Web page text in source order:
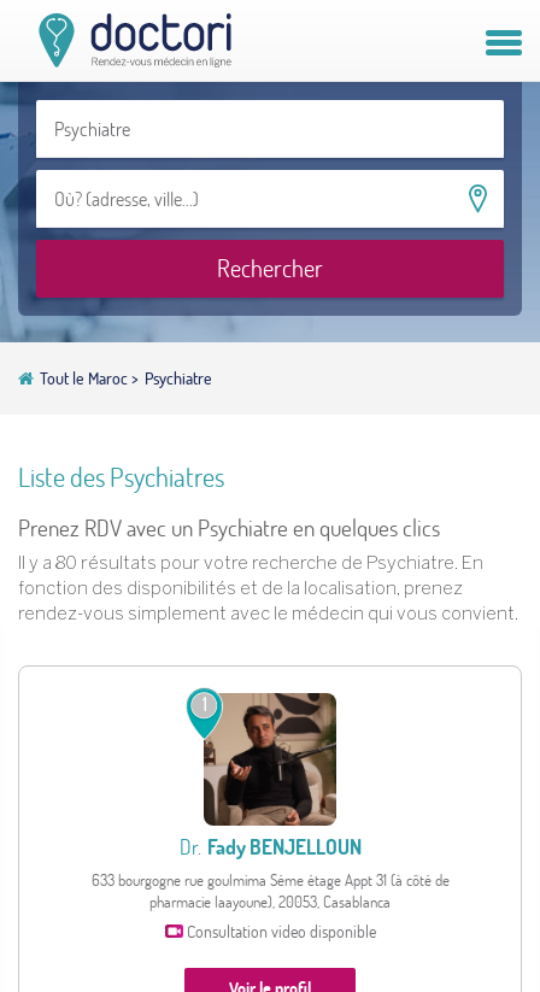
Compte patient
Compte médecin
Vous êtes médecin ?
Rechercher
Tout le Maroc> Psychiatre
Liste des Psychiatres
Prenez RDV avec un Psychiatre en quelques clics
Il y a 80 résultats pour votre recherche de Psychiatre. En
fonction des disponibilités et de la localisation, prenez
rendez-vous simplement avec le médecin qui vous convient.
1
Dr. Fady BENJELLOUN
633 bourgogne rue goulmima Séme étage Appt 31 (à côté de
pharmacie laayoune), 20053, Casablanca
Consultation video disponible